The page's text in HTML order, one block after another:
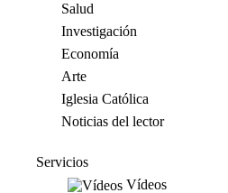
Salud
Investigación
Economía
Arte
Iglesia Católica
Noticias del lector
Servicios
Vídeos